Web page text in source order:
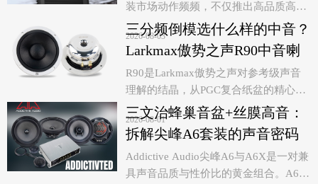
调校的全面越级
装市场动作频频，不仅推出高品质高性
价比的入门级DSP功放R61-4，现在又在
数字音频领域投下的一枚重磅炸弹—
PXE-R121-12A2B，带A2B功能的12进
12出的高音质音频处理器。老炮作为一
个汽车音响测评“老人”，拿到这台机器
的时候，说实话，心里是有点兴奋的。
因为它不仅仅是代表着汽车音响升级从
后装改造向原车融合的一次重大跨越，
还是最重要的，新能源车A2B DSP功放
升级有一个更大品牌背书、更优方案、
2026-08-03
三分频倒模选什么样的中音？
Larkmax傲势之声R90中音喇
叭技术解析
R90是Larkmax傲势之声对参考级声音
理解的结晶，从PGC复合纸盆的精心选
材，到伞形磁路环形钕磁的巧妙设计，
再到T/S参数背后严谨的声学计算，每一
个细节都在诉说着一个理念：好声音，
中音为王。如果你正在寻找一款能够精
准重现人声与乐器质感、同时又对安装
2026-08-01
三文治蜂巢音盆+丝膜高音：
拆解尖峰A6套装的声音密码
Addictive Audio尖峰A6与A6X是一对兼
具声音品质与性价比的黄金组合。A6以